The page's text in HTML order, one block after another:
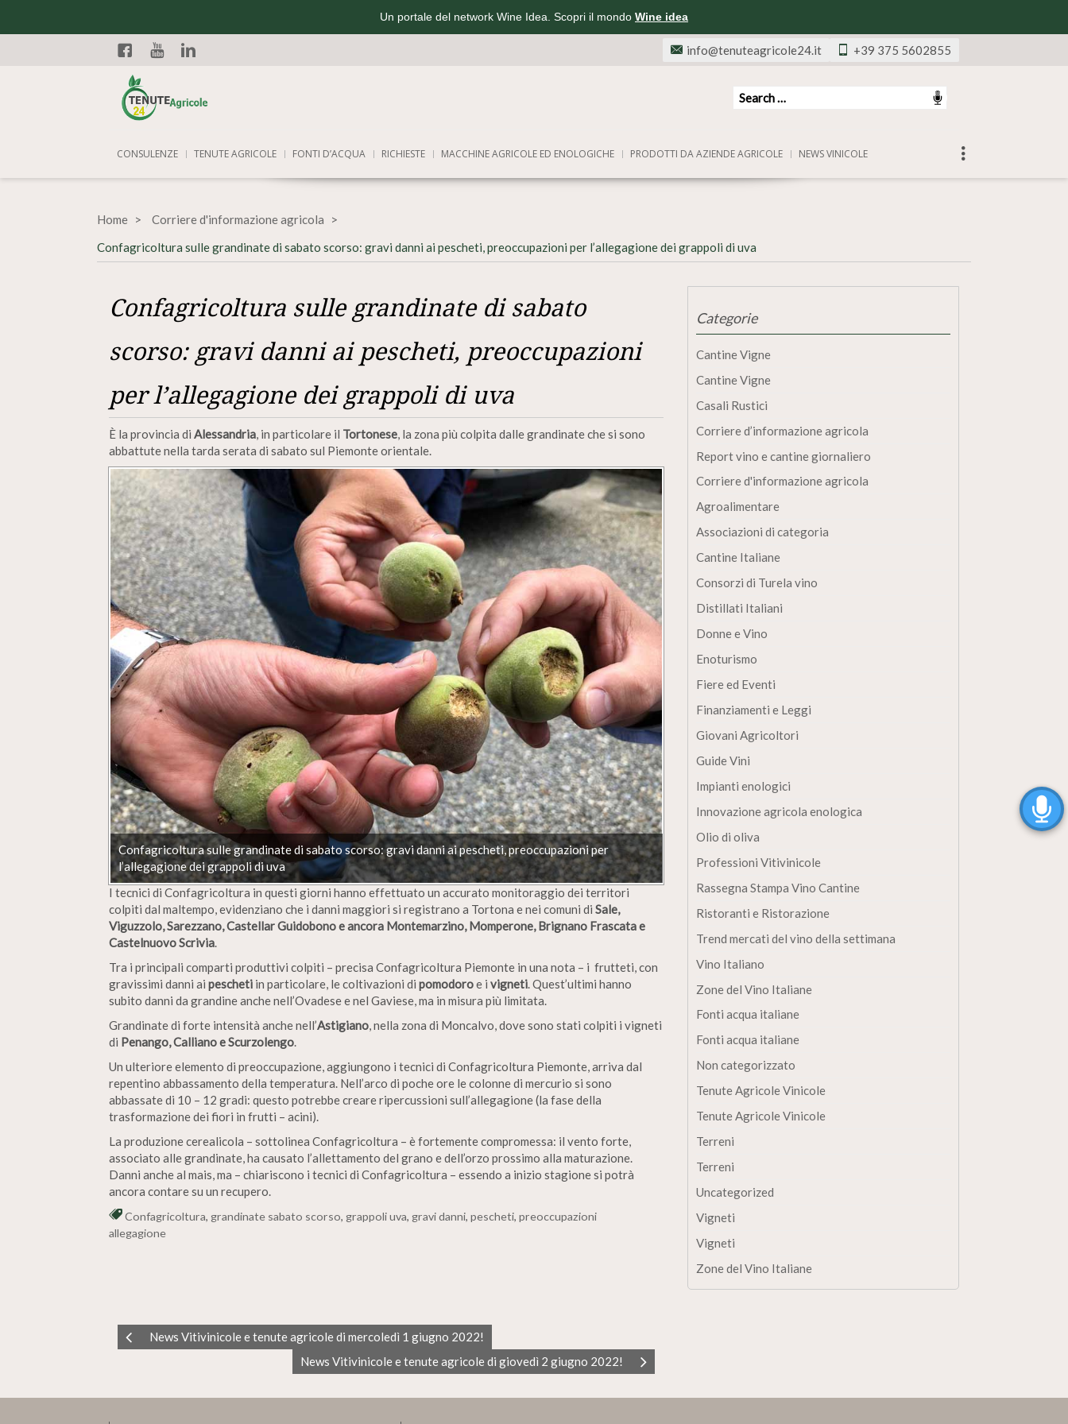
Un portale del network Wine Idea. Scopri il mondo Wine idea
Facebook
+39 375 5602855
info@tenuteagricole24.it
CONSULENZE TENUTE AGRICOLE FONTI D’ACQUA RICHIESTE MACCHINE AGRICOLE ED ENOLOGICHE PRODOTTI DA AZIENDE AGRICOLE NEWS VINICOLE
Home
Corriere d'informazione agricola
Confagricoltura sulle grandinate di sabato scorso: gravi danni ai pescheti, preoccupazioni per l’allegagione dei grappoli di uva
Confagricoltura sulle grandinate di sabato
scorso: gravi danni ai pescheti, preoccupazioni
per l’allegagione dei grappoli di uva
È la provincia di Alessandria, in particolare il Tortonese, la zona più colpita dalle grandinate che si sono
abbattute nella tarda serata di sabato sul Piemonte orientale.
Confagricoltura sulle grandinate di sabato scorso: gravi danni ai pescheti, preoccupazioni per
l’allegagione dei grappoli di uva
I tecnici di Confagricoltura in questi giorni hanno effettuato un accurato monitoraggio dei territori
colpiti dal maltempo, evidenziano che i danni maggiori si registrano a Tortona e nei comuni di Sale,
Viguzzolo, Sarezzano, Castellar Guidobono e ancora Montemarzino, Momperone, Brignano Frascata e
Castelnuovo Scrivia.
Tra i principali comparti produttivi colpiti – precisa Confagricoltura Piemonte in una nota – i frutteti, con
gravissimi danni ai pescheti in particolare, le coltivazioni di pomodoroe i vigneti. Quest’ultimi hanno
subito danni da grandine anche nell’Ovadese e nel Gaviese, ma in misura più limitata.
Grandinate di forte intensità anche nell’Astigiano, nella zona di Moncalvo, dove sono stati colpiti i vigneti
di Penango, Calliano e Scurzolengo.
Un ulteriore elemento di preoccupazione, aggiungono i tecnici di Confagricoltura Piemonte, arriva dal
repentino abbassamento della temperatura. Nell’arco di poche ore le colonne di mercurio si sono
abbassate di 10 – 12 gradi: questo potrebbe creare ripercussioni sull’allegagione (la fase della
trasformazione dei fiori in frutti – acini).
La produzione cerealicola – sottolinea Confagricoltura – è fortemente compromessa: il vento forte,
associato alle grandinate, ha causato l’allettamento del grano e dell’orzo prossimo alla maturazione.
Danni anche al mais, ma – chiariscono i tecnici di Confagricoltura – essendo a inizio stagione si potrà
ancora contare su un recupero.
Confagricoltura, grandinate sabato scorso, grappoli uva, gravi danni, pescheti, preoccupazioni
allegagione
News Vitivinicole e tenute agricole di mercoledì 1 giugno 2022!
News Vitivinicole e tenute agricole di giovedì 2 giugno 2022!
Categorie
Cantine Vigne
Cantine Vigne
Casali Rustici
Corriere d’informazione agricola
Report vino e cantine giornaliero
Corriere d'informazione agricola
Agroalimentare
Associazioni di categoria
Cantine Italiane
Consorzi di Turela vino
Distillati Italiani
Donne e Vino
Enoturismo
Fiere ed Eventi
Finanziamenti e Leggi
Giovani Agricoltori
Guide Vini
Impianti enologici
Innovazione agricola enologica
Olio di oliva
Professioni Vitivinicole
Rassegna Stampa Vino Cantine
Ristoranti e Ristorazione
Trend mercati del vino della settimana
Vino Italiano
Zone del Vino Italiane
Fonti acqua italiane
Fonti acqua italiane
Non categorizzato
Tenute Agricole Vinicole
Tenute Agricole Vinicole
Terreni
Terreni
Uncategorized
Vigneti
Vigneti
Zone del Vino Italiane